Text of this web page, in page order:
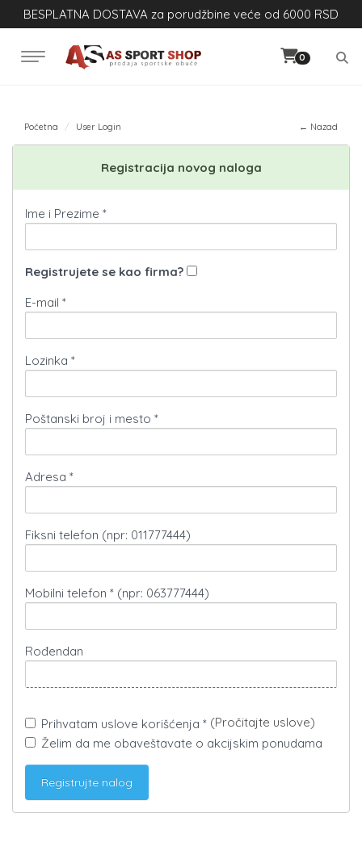
BESPLATNA DOSTAVA za porudžbine veće od 6000 RSD
0
Početna User Login ← Nazad
Registracija novog naloga
Ime i Prezime *
Registrujete se kao firma?
E-mail *
Lozinka *
Poštanski broj i mesto *
Adresa *
Fiksni telefon (npr: 011777444)
Mobilni telefon * (npr: 063777444)
Rođendan
Prihvatam uslove korišćenja * (Pročitajte uslove)
Želim da me obaveštavate o akcijskim ponudama